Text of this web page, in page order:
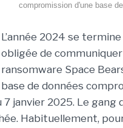
compromission d'une base
L’année 2024 se
obligée de
ransomware Space
base de données
janvier 2025. Le gang
Habituellement,